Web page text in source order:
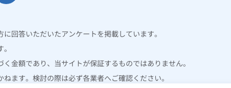
回答いただいたアンケートを掲載しています。
金額であり、当サイトが保証するものではありません。
ます。検討の際は必ず各業者へご確認ください。